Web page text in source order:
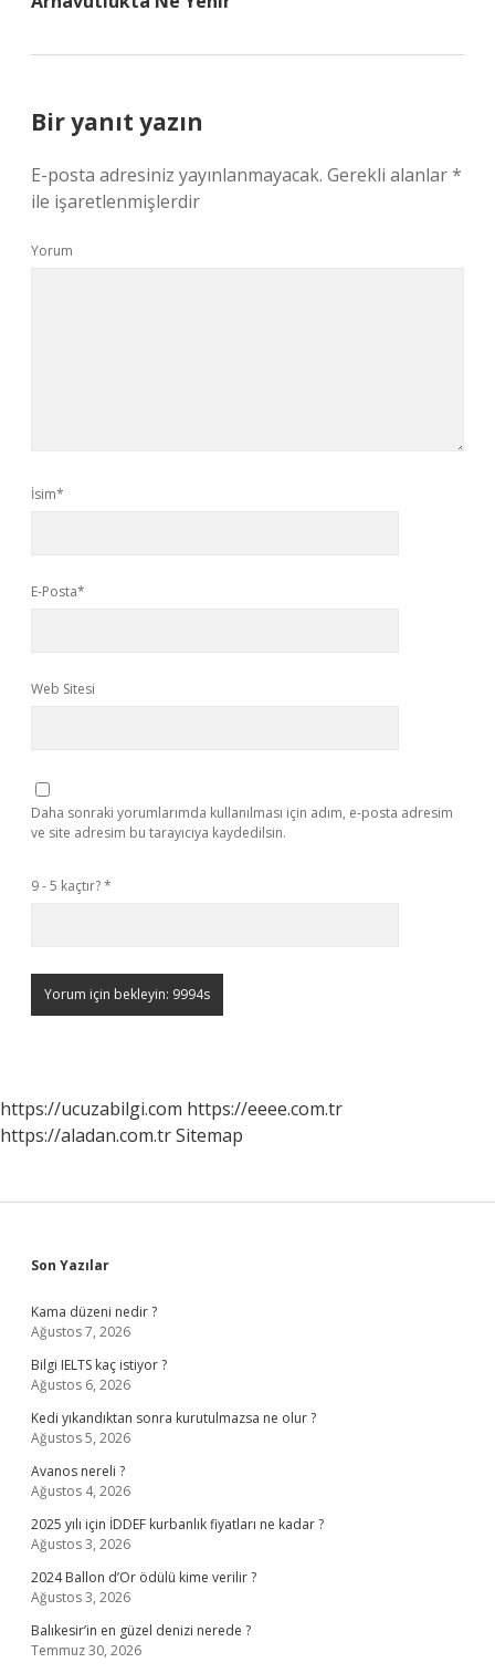
Bir yanıt yazın
E-posta adresiniz yayınlanmayacak. Gerekli alanlar*
ile işaretlenmişlerdir
Yorum
İsim*
E-Posta*
Web Sitesi
Daha sonraki yorumlarımda kullanılması için adım, e-posta adresim
ve site adresim bu tarayıcıya kaydedilsin.
9 - 5 kaçtır?*
https://ucuzabilgi.com https://eeee.com.tr
https://aladan.com.trSitemap
Sidebar
Son Yazılar
Kama düzeni nedir ?
Ağustos 7, 2026
Bilgi IELTS kaç istiyor ?
Ağustos 6, 2026
Kedi yıkandıktan sonra kurutulmazsa ne olur ?
Ağustos 5, 2026
Avanos nereli ?
Ağustos 4, 2026
2025 yılı için İDDEF kurbanlık fiyatları ne kadar ?
Ağustos 3, 2026
2024 Ballon d’Or ödülü kime verilir ?
Ağustos 3, 2026
Balıkesir’in en güzel denizi nerede ?
Temmuz 30, 2026